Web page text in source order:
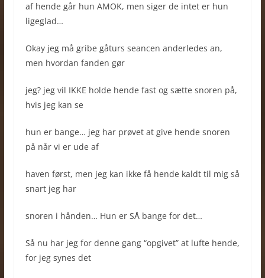
af hende går hun AMOK, men siger de intet er hun
ligeglad…
Okay jeg må gribe gåturs seancen anderledes an,
men hvordan fanden gør
jeg? jeg vil IKKE holde hende fast og sætte snoren på,
hvis jeg kan se
hun er bange… jeg har prøvet at give hende snoren
på når vi er ude af
haven først, men jeg kan ikke få hende kaldt til mig så
snart jeg har
snoren i hånden… Hun er SÅ bange for det…
Så nu har jeg for denne gang “opgivet” at lufte hende,
for jeg synes det